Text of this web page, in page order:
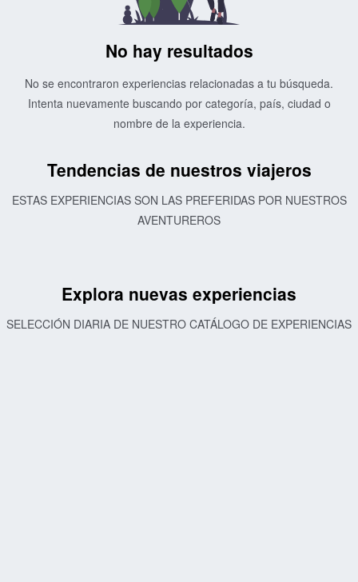
No hay resultados
No se encontraron experiencias relacionadas a tu búsqueda.
Intenta nuevamente buscando por categoría, país, ciudad o
nombre de la experiencia.
Tendencias de nuestros viajeros
ESTAS EXPERIENCIAS SON LAS PREFERIDAS POR NUESTROS
AVENTUREROS
Explora nuevas experiencias
SELECCIÓN DIARIA DE NUESTRO CATÁLOGO DE EXPERIENCIAS